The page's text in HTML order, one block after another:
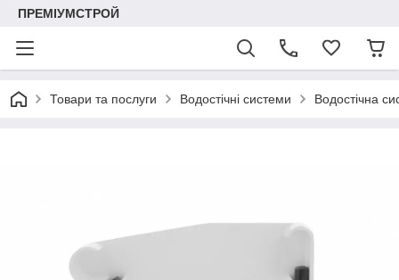
ПРЕМІУМСТРОЙ
Товари та послуги Водостічні системи Водостічна